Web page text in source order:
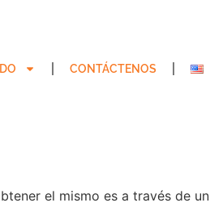
CONTÁCTENOS
el mismo es a través de un